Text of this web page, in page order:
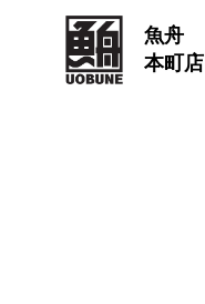
魚舟
本町店